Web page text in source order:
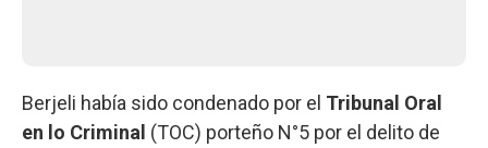
Berjeli había sido condenado por el Tribunal Oral
en lo Criminal (TOC) porteño N°5 por el delito de